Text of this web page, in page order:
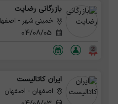
بازرگانی رضایت
خمینی شهر -
ایران کاتالیست
اصفهان - اصفهان